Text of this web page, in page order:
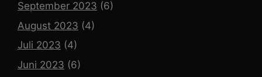
September 2023 (6)
August 2023 (4)
Juli 2023 (4)
Juni 2023 (6)